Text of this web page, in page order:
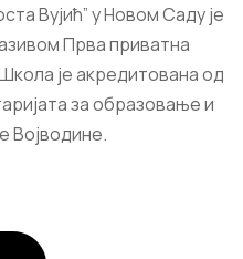
Вујић” у Новом Саду је
Прва приватна
је акредитована од
за образовање и
Војводине.